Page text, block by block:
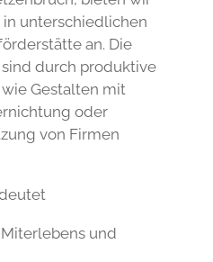
der
bieten wir
unterschiedlichen
an. Die